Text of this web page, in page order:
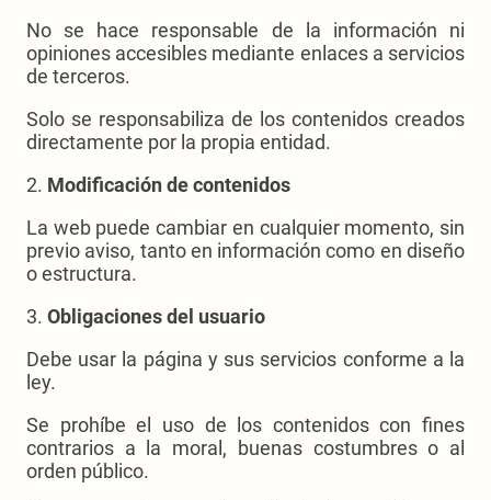
No se hace responsable de la información ni
opiniones accesibles mediante enlaces a servicios
de terceros.
Solo se responsabiliza de los contenidos creados
directamente por la propia entidad.
2. Modificación de contenidos
La web puede cambiar en cualquier momento, sin
previo aviso, tanto en información como en diseño
o estructura.
3. Obligaciones del usuario
Debe usar la página y sus servicios conforme a la
ley.
Se prohíbe el uso de los contenidos con fines
contrarios a la moral, buenas costumbres o al
orden público.